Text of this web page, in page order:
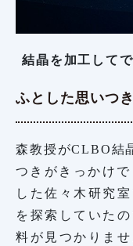
結晶を加工して
ふとした思いつ
森教授がCLBO結
つきがきっかけ
した佐々木研究
を探索していた
料が見つかりま